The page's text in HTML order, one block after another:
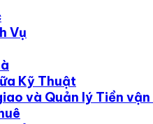
Vụ
Kỹ Thuật
và Quản lý Tiền vận